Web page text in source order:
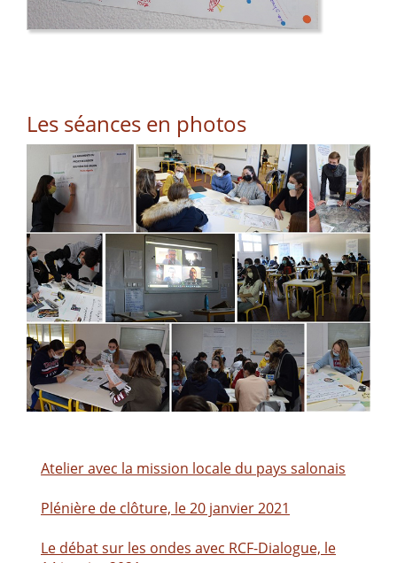
Les séances en photos
Atelier avec la mission locale du pays salonais
Plénière de clôture, le 20 janvier 2021
Le débat sur les ondes avec RCF-Dialogue, le